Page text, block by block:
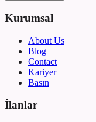
Kurumsal
About Us
Blog
Contact
Kariyer
Basın
İlanlar